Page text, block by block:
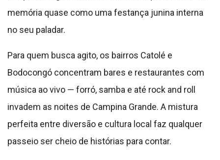
memória quase como uma festança junina interna
no seu paladar.
Para quem busca agito, os bairros Catolé e
Bodocongó concentram bares e restaurantes com
música ao vivo — forró, samba e até rock and roll
invadem as noites de Campina Grande. A mistura
perfeita entre diversão e cultura local faz qualquer
passeio ser cheio de histórias para contar.